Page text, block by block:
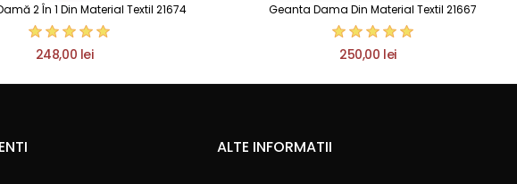
2 În 1 Din Material Textil 21674
248,00 lei
Geanta Dama Din Material Textil 21667
250,00 lei
ALTE INFORMATII